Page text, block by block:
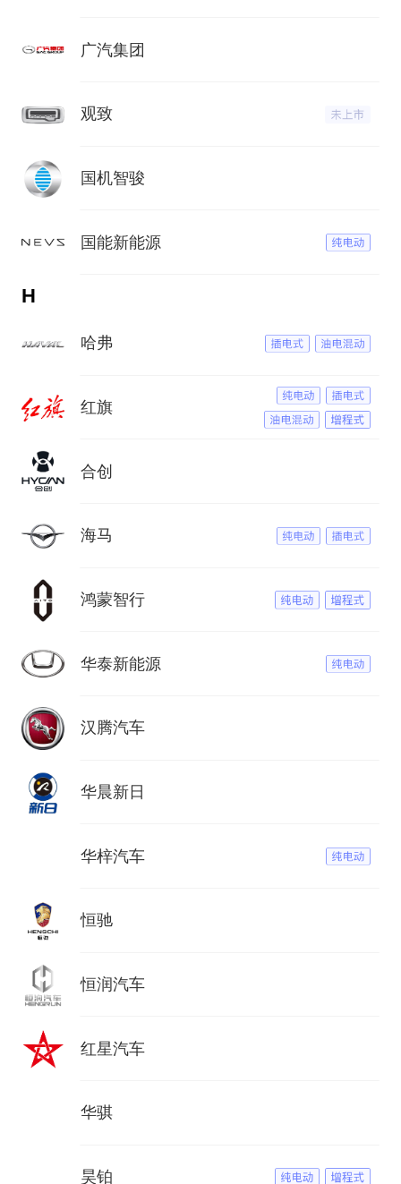
广汽集团
观致
国机智骏
国能新能源
H
哈弗
红旗
合创
海马
鸿蒙智行
华泰新能源
汉腾汽车
华晨新日
华梓汽车
恒驰
恒润汽车
红星汽车
华骐
昊铂